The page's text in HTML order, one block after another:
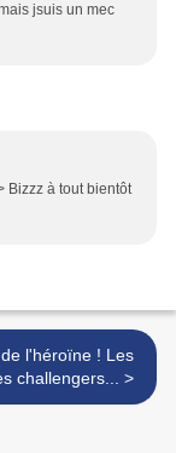
jsuis un mec
Bizzz à tout bientôt
l'héroïne ! Les
billets des challengers... >